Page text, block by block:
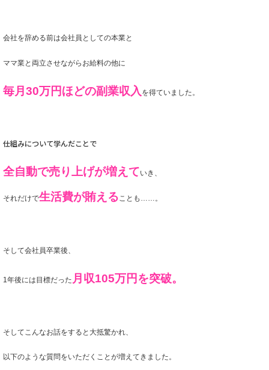
会社を辞める前は会社員としての本業と
ママ業と両立させながら お給料の他に
毎月30万円ほどの副業収入 を得ていました。
仕組みについて学んだことで
全自動で売り上げが増えていき、
それだけで生活費が賄えることも……。
そして会社員卒業後、
1年後には目標だった 月収105万円を突破。
そしてこんなお話をすると大抵驚かれ、
以下のような質問をいただくことが増えてきました。